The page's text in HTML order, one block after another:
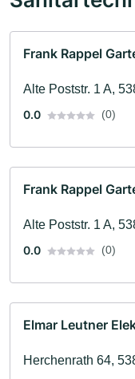
Frank Rappel
Alte Poststr. 1 A,
0.0
(0)
Frank Rappel
Alte Poststr. 1 A,
0.0
(0)
Elmar Leutner
Herchenrath 64,